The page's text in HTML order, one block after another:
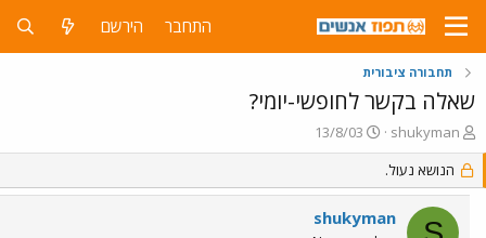
התחבר הירשם
תחבורה ציבורית
שאלה בקשר לחופשי-יומי?
פ
ו
ת
ח
נ
shukyman
פ
ו
ס
ב
13/8/03
הנושא נעול.
shukyman